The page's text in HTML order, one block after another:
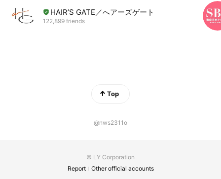
HAIR’S GATE／へアーズゲート
122,899 friends
Top
@nws2311o
© LY Corporation
Report
Other official accounts